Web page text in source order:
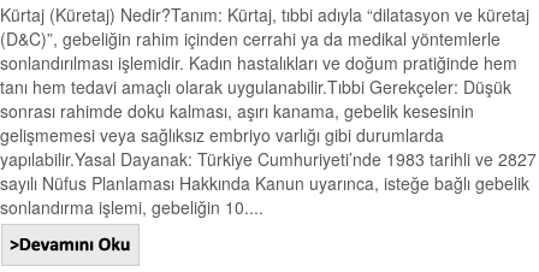
Kürtaj (Küretaj) Nedir?Tanım: Kürtaj, tıbbi adıyla “dilatasyon ve küretaj
(D&C)”, gebeliğin rahim içinden cerrahi ya da medikal yöntemlerle
sonlandırılması işlemidir. Kadın hastalıkları ve doğum pratiğinde hem
tanı hem tedavi amaçlı olarak uygulanabilir.Tıbbi Gerekçeler: Düşük
sonrası rahimde doku kalması, aşırı kanama, gebelik kesesinin
gelişmemesi veya sağlıksız embriyo varlığı gibi durumlarda
yapılabilir.Yasal Dayanak: Türkiye Cumhuriyeti’nde 1983 tarihli ve 2827
sayılı Nüfus Planlaması Hakkında Kanun uyarınca, isteğe bağlı gebelik
sonlandırma işlemi, gebeliğin 10....